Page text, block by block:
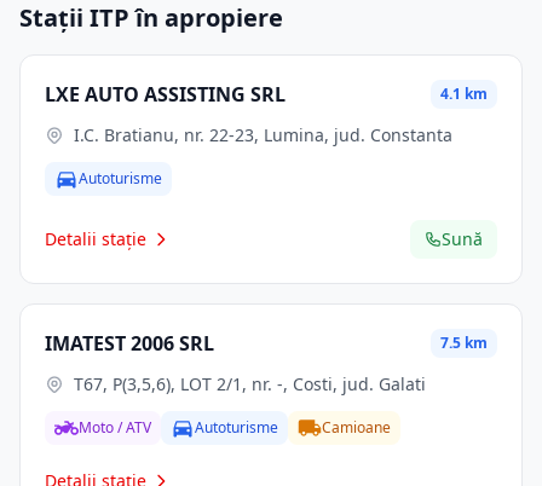
Stații ITP în apropiere
LXE AUTO ASSISTING SRL 4.1 km
I.C. Bratianu, nr. 22-23, Lumina, jud. Constanta
Autoturisme
Detalii stație Sună
IMATEST 2006 SRL 7.5 km
T67, P(3,5,6), LOT 2/1, nr. -, Costi, jud. Galati
Moto / ATV Autoturisme Camioane
Detalii stație